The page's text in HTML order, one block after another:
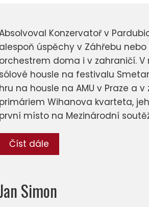
Konzervatoř v
alespoň úspěchy v Záhřebu
orchestrem doma i v zahraničí.
sólové housle na festivalu
hru na housle na AMU v Praze a
primáriem Wihanova kvarteta,
první místo na Mezinárodní
Číst dále
Simon